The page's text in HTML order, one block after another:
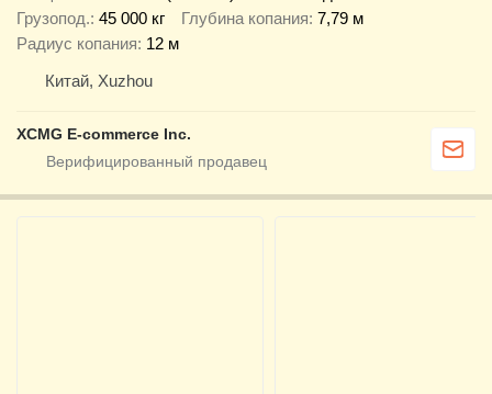
Грузопод. 45 000 кг Глубина копания 7,79 м
Радиус копания 12 м
Китай, Xuzhou
XCMG E-commerce Inc.